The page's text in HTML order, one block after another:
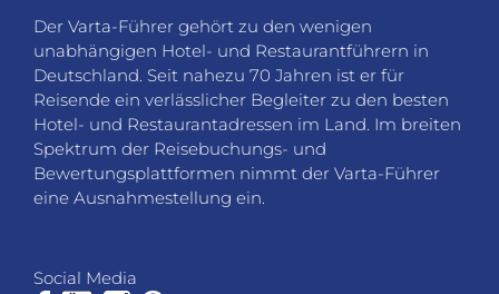
Der Varta-Führer gehört zu den wenigen
unabhängigen Hotel- und Restaurantführern in
Deutschland. Seit nahezu 70 Jahren ist er für
Reisende ein verlässlicher Begleiter zu den besten
Hotel- und Restaurantadressen im Land. Im breiten
Spektrum der Reisebuchungs- und
Bewertungsplattformen nimmt der Varta-Führer
eine Ausnahmestellung ein.
Social Media